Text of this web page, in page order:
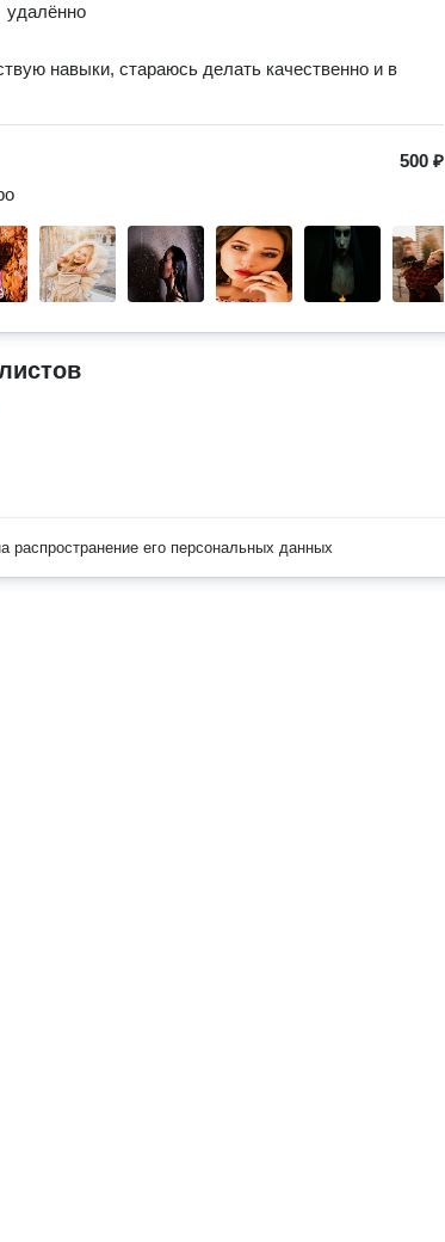
удалённо
навыки, стараюсь делать качественно и в
500 ₽
распространение его персональных данных